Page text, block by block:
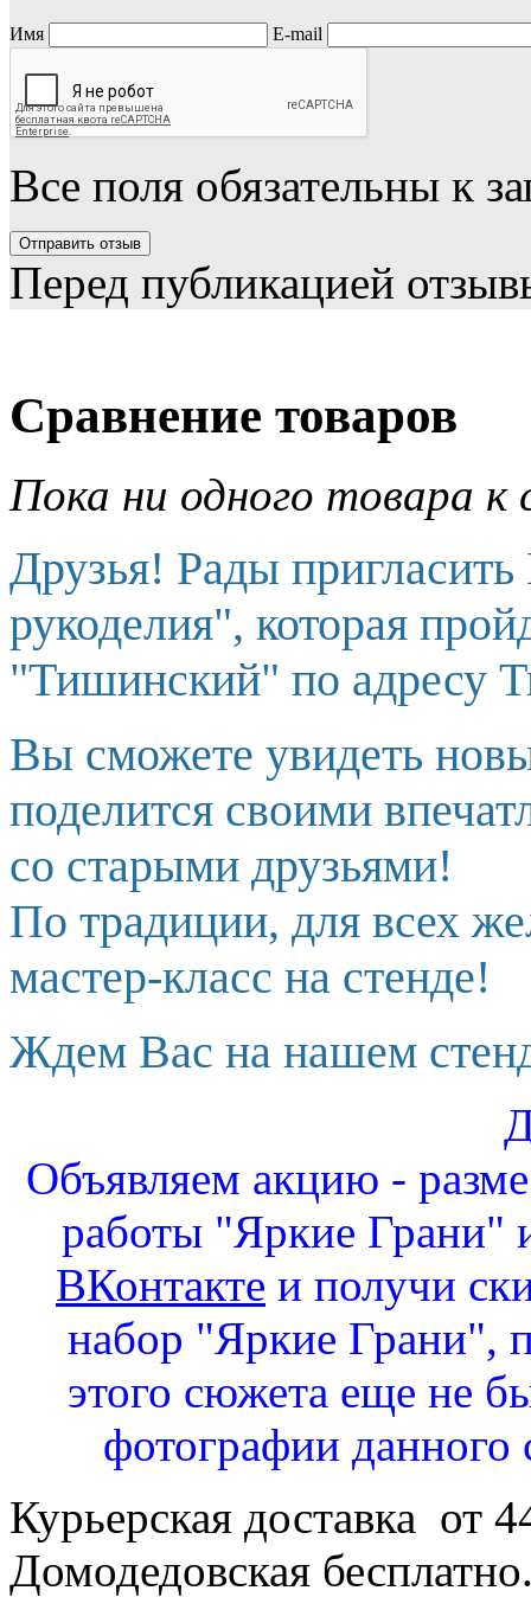
Имя E-mail
Все поля обязательны к
Перед публикацией
Сравнение товаров
Пока ни одного товара к
Друзья! Рады
рукоделия", которая
"Тишинский" по адресу
Вы сможете увидеть
поделится своими
со старыми друзьями!
По традиции, для всех
мастер-класс на стенде!
Ждем Вас на нашем
Объявляем акцию -
работы "Яркие Грани"
ВКонтакте и получи
набор "Яркие Грани",
этого сюжета еще не
фотографии
Курьерская доставка от
Домодедовская